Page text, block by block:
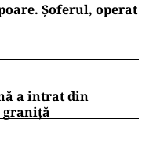
Șoferul, operat
a intrat din
graniţă